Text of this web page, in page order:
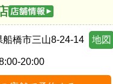
船橋市三山8-24-14 地図
20:00